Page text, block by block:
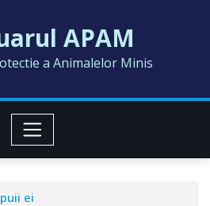
APAM
a Animalelor Minis
ei